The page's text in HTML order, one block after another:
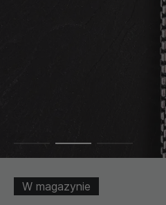
W magazynie